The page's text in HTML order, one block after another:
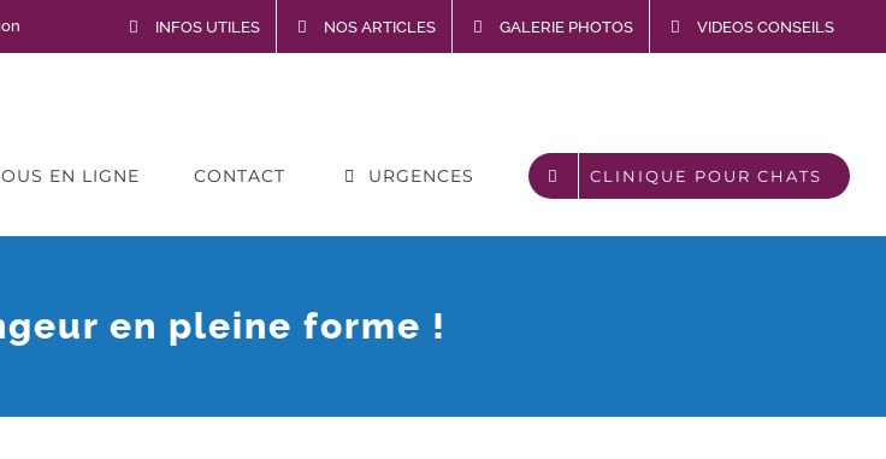
INFOS UTILES NOS ARTICLES GALERIE PHOTOS VIDEOS CONSEILS
EN LIGNE CONTACT URGENCES CLINIQUE POUR CHATS
en pleine forme !